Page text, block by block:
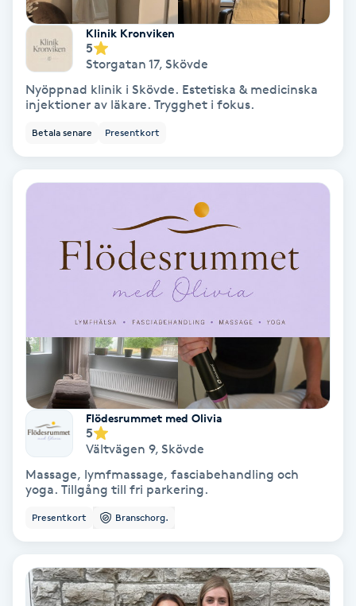
Celluliter
Coachning
Color correction
Cryoterapi
Damklippning
Diamantslipning
Enzympeeling
Extensions
Extensions borttagning
Face framing
Klinik Kronviken
5
Storgatan 17, Skövde
Nyöppnad klinik i Skövde. Estetiska & medicinska
injektioner av läkare. Trygghet i fokus.
Betala senare Presentkort
Flödesrummet med Olivia
5
Vältvägen 9, Skövde
Massage, lymfmassage, fasciabehandling och
yoga. Tillgång till fri parkering.
Presentkort Branschorg.